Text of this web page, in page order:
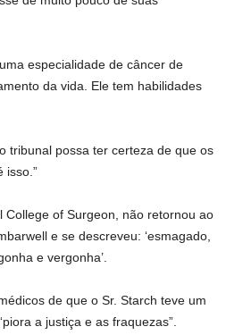
especialidade de câncer de
da vida. Ele tem habilidades
tribunal possa ter certeza de que os
isso.”
College of Surgeon, não retornou ao
e se descreveu: ‘esmagado,
e vergonha’.
de que o Sr. Starch teve um
a justiça e as fraquezas”.